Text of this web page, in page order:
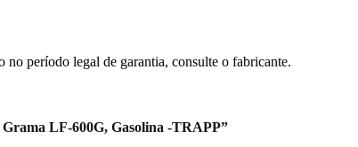
no período legal de garantia, consulte o fabricante.
LF-600G, Gasolina -TRAPP”